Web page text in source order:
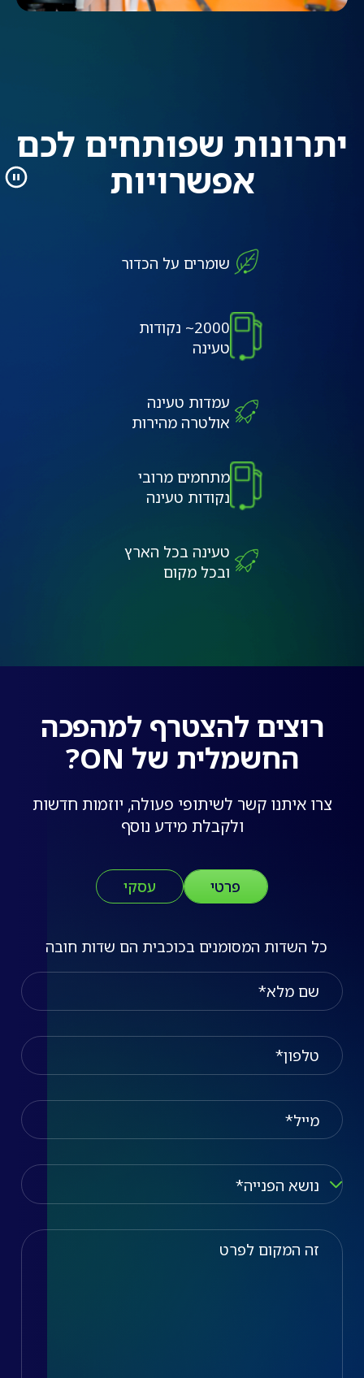
יתרונות שפותחים לכם
אפשרויות
שומרים על הכדור
2000~ נקודות
טעינה
עמדות טעינה
אולטרה מהירות
מתחמים מרובי
נקודות טעינה
טעינה בכל הארץ
ובכל מקום
רוצים להצטרף למהפכה
החשמלית של ON?
צרו איתנו קשר לשיתופי פעולה, יוזמות חדשות
ולקבלת מידע נוסף
פרטי עסקי
כל השדות המסומנים בכוכבית הם שדות חובה
שם מלא
טלפון
מייל
נושא הפניה
נושא הפנייה*, שירות, עמדות טעינה, התקנות ואביזרים
זה המקום לפרט